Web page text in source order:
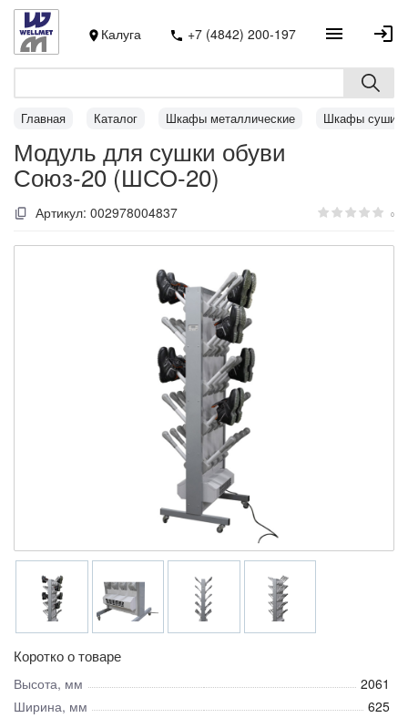
Калуга +7 (4842) 200-197
Главная Каталог Шкафы металлические Шкафы
Модуль для сушки обуви
Союз-20 (ШСО-20)
Артикул: 002978004837 0
Коротко о товаре
Высота, мм
2061
Ширина, мм
625